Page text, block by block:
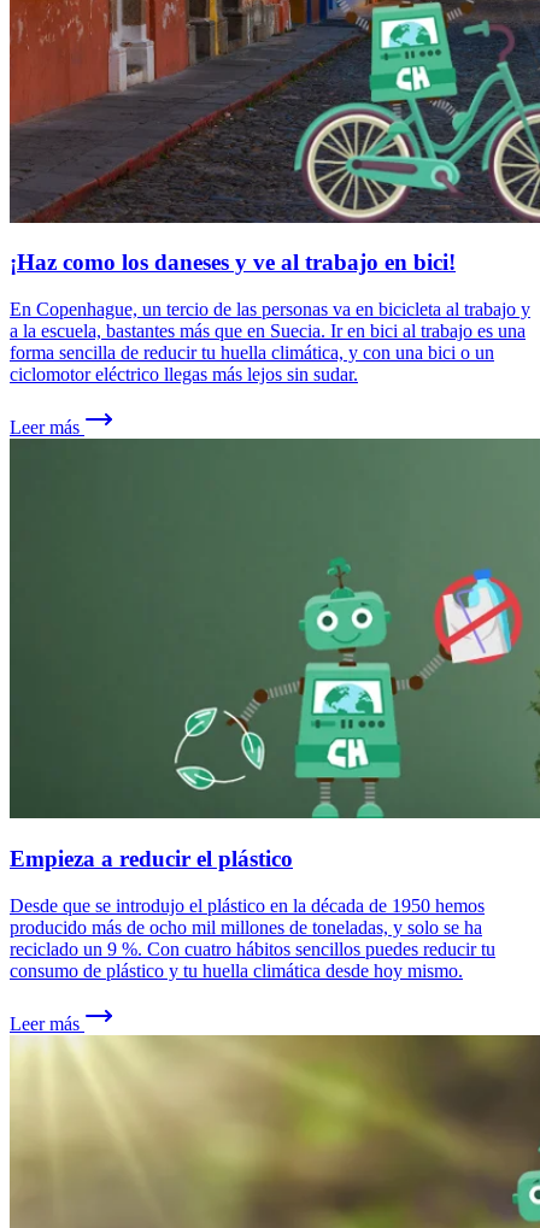
¡Haz como los daneses y ve al trabajo en bici!
En Copenhague, un tercio de las personas va en bicicleta al trabajo y
a la escuela, bastantes más que en Suecia. Ir en bici al trabajo es una
forma sencilla de reducir tu huella climática, y con una bici o un
ciclomotor eléctrico llegas más lejos sin sudar.
Leer más
Empieza a reducir el plástico
Desde que se introdujo el plástico en la década de 1950 hemos
producido más de ocho mil millones de toneladas, y solo se ha
reciclado un 9 %. Con cuatro hábitos sencillos puedes reducir tu
consumo de plástico y tu huella climática desde hoy mismo.
Leer más